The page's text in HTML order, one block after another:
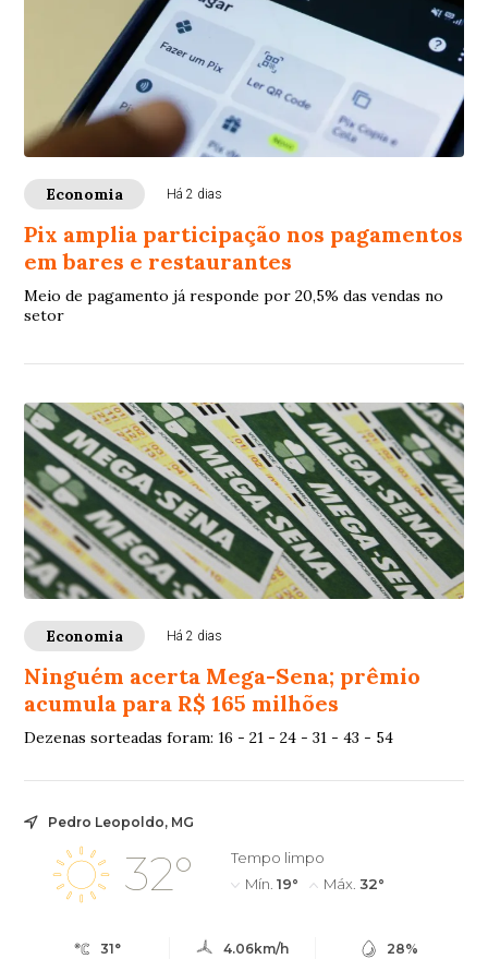
Economia Há 2 dias
Pix amplia participação nos pagamentos
em bares e restaurantes
Meio de pagamento já responde por 20,5% das vendas no
setor
Economia Há 2 dias
Ninguém acerta Mega-Sena; prêmio
acumula para R$ 165 milhões
Dezenas sorteadas foram: 16 - 21 - 24 - 31 - 43 - 54
Pedro Leopoldo, MG
32°
Tempo limpo
Mín. 19° Máx. 32°
31° 4.06km/h 28%